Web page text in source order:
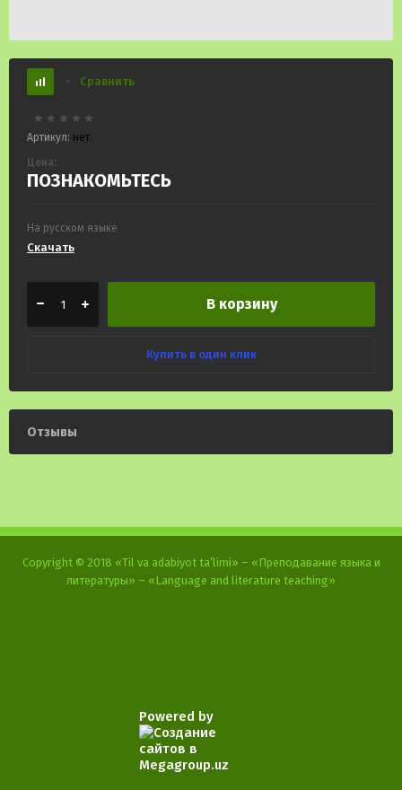
- Сравнить
Артикул: нет
Цена:
ПОЗНАКОМЬТЕСЬ
На русском языке
Скачать
В корзину
Купить в один клик
Отзывы
Copyright © 2018 «Til va adabiyot ta’limi» – «Преподавание языка и
литературы» – «Language and literature teaching»
Powered by